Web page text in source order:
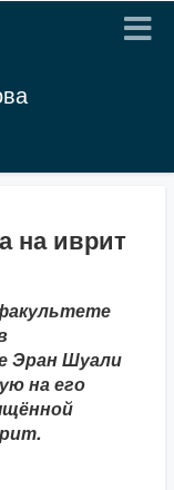
на иврит
Эран Шуали
на его